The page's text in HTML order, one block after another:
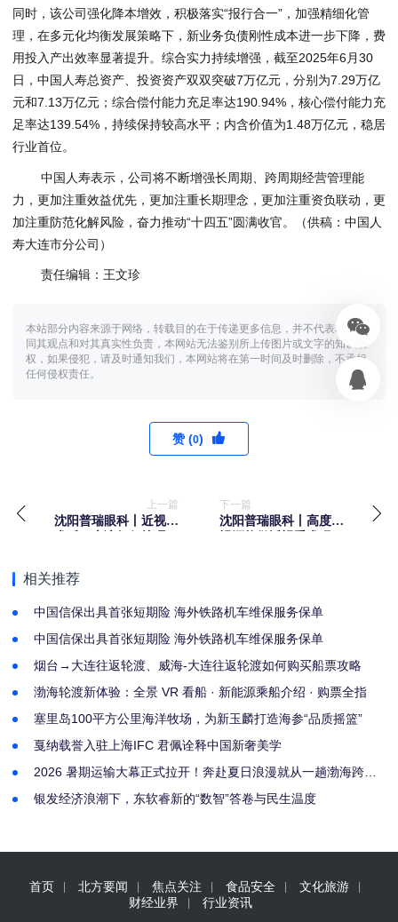
同时，该公司强化降本增效，积极落实“报行合一”，加强精细化管
理，在多元化均衡发展策略下，新业务负债刚性成本进一步下降，费
用投入产出效率显著提升。综合实力持续增强，截至2025年6月30
日，中国人寿总资产、投资资产双双突破7万亿元，分别为7.29万亿
元和7.13万亿元；综合偿付能力充足率达190.94%，核心偿付能力充
足率达139.54%，持续保持较高水平；内含价值为1.48万亿元，稳居
行业首位。
中国人寿表示，公司将不断增强长周期、跨周期经营管理能
力，更加注重效益优先，更加注重长期理念，更加注重资负联动，更
加注重防范化解风险，奋力推动“十四五”圆满收官。（供稿：中国人
寿大连市分公司）
责任编辑：王文珍
本站部分内容来源于网络，转载目的在于传递更多信息，并不代表本网赞
同其观点和对其真实性负责，本网站无法鉴别所上传图片或文字的知识版
权，如果侵犯，请及时通知我们，本网站将在第一时间及时删除，不承担
任何侵权责任。
赞 (0)
上一篇
沈阳普瑞眼科丨近视手
下一篇
沈阳普瑞眼科丨高度近
相关推荐
中国信保出具首张短期险 海外铁路机车维保服务保单
中国信保出具首张短期险 海外铁路机车维保服务保单
烟台→大连往返轮渡、威海-大连往返轮渡如何购买船票攻略
渤海轮渡新体验：全景 VR 看船 · 新能源乘船介绍 · 购票全指
塞里岛100平方公里海洋牧场，为新玉麟打造海参“品质摇篮”
戛纳载誉入驻上海IFC 君佩诠释中国新奢美学
2026 暑期运输大幕正式拉开！奔赴夏日浪漫就从一趟渤海跨海
银发经济浪潮下，东软睿新的“数智”答卷与民生温度
首页 北方要闻 焦点关注 食品安全
文化旅游
财经业界
行业资讯